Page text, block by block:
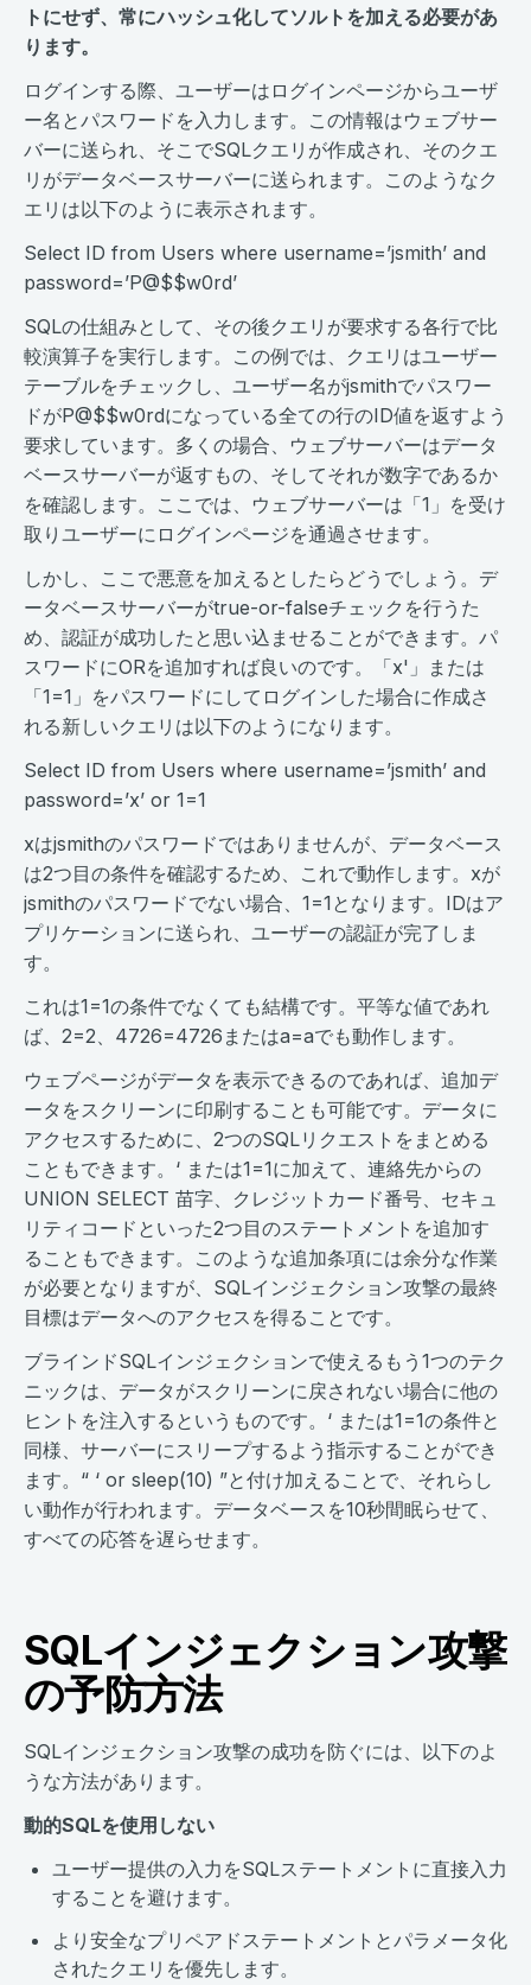
トにせず、常にハッシュ化してソルトを加える必要があ
ります。
ログインする際、ユーザーはログインページからユーザ
ー名とパスワードを入力します。この情報はウェブサー
バーに送られ、そこでSQLクエリが作成され、そのクエ
リがデータベースサーバーに送られます。このようなク
エリは以下のように表示されます。
Select ID from Users where username=’jsmith’ and
password=’P@$$w0rd’
SQLの仕組みとして、その後クエリが要求する各行で比
較演算子を実行します。この例では、クエリはユーザー
テーブルをチェックし、ユーザー名がjsmithでパスワー
ドがP@$$w0rdになっている全ての行のID値を返すよう
要求しています。多くの場合、ウェブサーバーはデータ
ベースサーバーが返すもの、そしてそれが数字であるか
を確認します。ここでは、ウェブサーバーは「1」を受け
取りユーザーにログインページを通過させます。
しかし、ここで悪意を加えるとしたらどうでしょう。デ
ータベースサーバーがtrue-or-falseチェックを行うた
め、認証が成功したと思い込ませることができます。パ
スワードにORを追加すれば良いのです。「x'」または
「1=1」をパスワードにしてログインした場合に作成さ
れる新しいクエリは以下のようになります。
Select ID from Users where username=’jsmith’ and
password=’x’ or 1=1
xはjsmithのパスワードではありませんが、データベース
は2つ目の条件を確認するため、これで動作します。xが
jsmithのパスワードでない場合、1=1となります。IDはア
プリケーションに送られ、ユーザーの認証が完了しま
す。
これは1=1の条件でなくても結構です。平等な値であれ
ば、2=2、4726=4726またはa=aでも動作します。
ウェブページがデータを表示できるのであれば、追加デ
ータをスクリーンに印刷することも可能です。データに
アクセスするために、2つのSQLリクエストをまとめる
こともできます。‘ または1=1に加えて、連絡先からの
UNION SELECT 苗字、クレジットカード番号、セキュ
リティコードといった2つ目のステートメントを追加す
ることもできます。このような追加条項には余分な作業
が必要となりますが、SQLインジェクション攻撃の最終
目標はデータへのアクセスを得ることです。
ブラインドSQLインジェクションで使えるもう1つのテク
ニックは、データがスクリーンに戻されない場合に他の
ヒントを注入するというものです。‘ または1=1の条件と
同様、サーバーにスリープするよう指示することができ
ます。“ ‘ or sleep(10) ”と付け加えることで、それらし
い動作が行われます。データベースを10秒間眠らせて、
すべての応答を遅らせます。
SQLインジェクション攻撃
の予防方法
SQLインジェクション攻撃の成功を防ぐには、以下のよ
うな方法があります。
動的SQLを使用しない
ユーザー提供の入力をSQLステートメントに直接入力
することを避けます。
より安全なプリペアドステートメントとパラメータ化
されたクエリを優先します。